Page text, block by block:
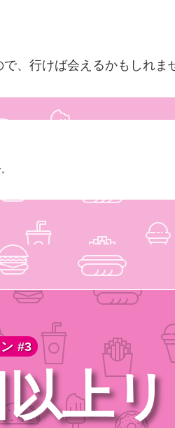
で、行けば会えるかもしれ
#3
上